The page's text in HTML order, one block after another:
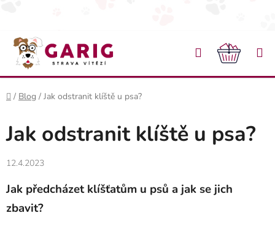
Přejít na obsah
Hledat
Domů
/ Blog / Jak odstranit klíště u psa?
Jak odstranit klíště u psa?
12.4.2023
Jak předcházet klíšťatům u psů a jak se jich
zbavit?